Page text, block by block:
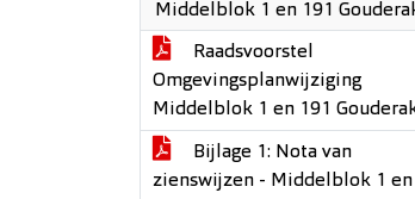
Middelblok 1 en 191
Raadsvoorstel
Omgevingsplanwijziging
Middelblok 1 en 191
Bijlage 1: Nota van
zienswijzen - Middelblok 1 en